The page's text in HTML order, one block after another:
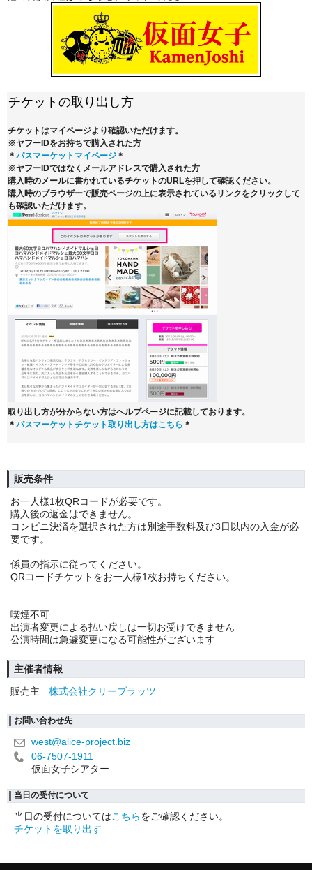
チケットの取り出し方
チケットはマイページより確認いただけます。
※ヤフーIDをお持ちで購入された方
＊ パスマーケットマイページ ＊
※ヤフーIDではなくメールアドレスで購入された方
購入時のメールに書かれているチケットのURLを押して確認ください。
購入時のブラウザーで販売ページの上に表示されているリンクをクリックして
も確認いただけます。
取り出し方が分からない方はヘルプページに記載しております。
＊ パスマーケットチケット取り出し方はこちら ＊
販売条件
お一人様1枚QRコードが必要です。
購入後の返金はできません。
コンビニ決済を選択された方は別途手数料及び3日以内の入金が必
要です。
係員の指示に従ってください。
QRコードチケットをお一人様1枚お持ちください。
喫煙不可
出演者変更による払い戻しは一切お受けできません
公演時間は急遽変更になる可能性がございます
主催者情報
販売主
株式会社クリーブラッツ
お問い合わせ先
west@alice-project.biz
06-7507-1911
仮面女子シアター
当日の受付について
当日の受付についてはこちらをご確認ください。
チケットを取り出す